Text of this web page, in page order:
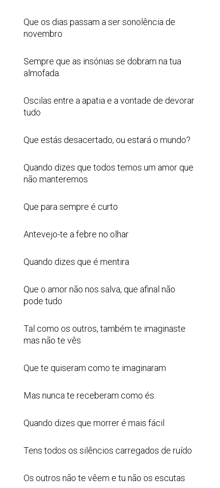
Que os dias passam a ser sonolência de
novembro
Sempre que as insónias se dobram na tua
almofada.
Oscilas entre a apatia e a vontade de devorar
tudo
Que estás desacertado, ou estará o mundo?
Quando dizes que todos temos um amor que
não manteremos
Que para sempre é curto
Antevejo-te a febre no olhar
Quando dizes que é mentira
Que o amor não nos salva, que afinal não
pode tudo
Tal como os outros, também te imaginaste
mas não te vês
Que te quiseram como te imaginaram
Mas nunca te receberam como és.
Quando dizes que morrer é mais fácil
Tens todos os silêncios carregados de ruído
Os outros não te vêem e tu não os escutas